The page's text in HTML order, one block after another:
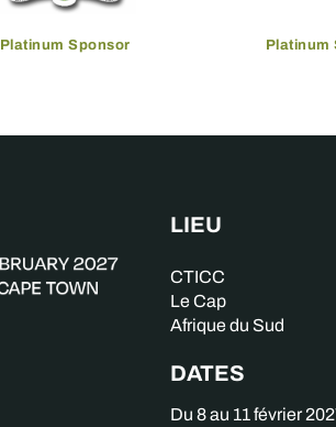
Platinum Sponsor Platinum
LIEU
CTICC
Le Cap
Afrique du Sud
DATES
Du 8 au 11 février